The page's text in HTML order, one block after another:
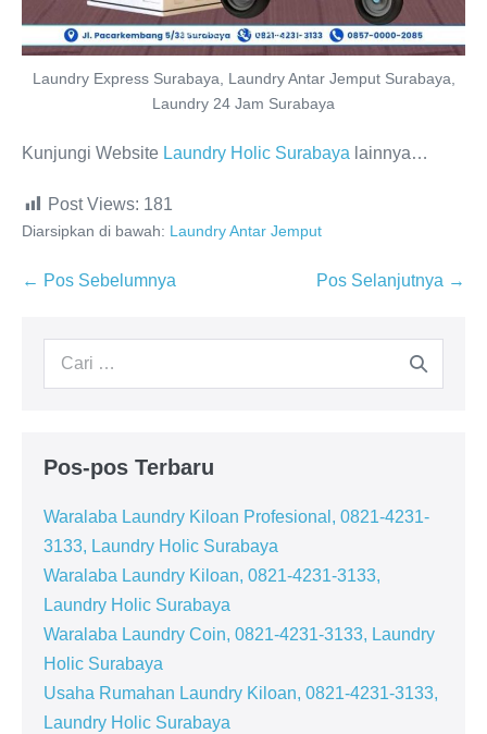
Laundry Express Surabaya, Laundry Antar Jemput Surabaya,
Laundry 24 Jam Surabaya
Kunjungi Website Laundry Holic Surabaya lainnya…
Post Views: 181
Diarsipkan di bawah: Laundry Antar Jemput
Navigasi
← Pos Sebelumnya Pos Selanjutnya →
Pencarian
Pos-pos Terbaru
Waralaba Laundry Kiloan Profesional, 0821-4231-
3133, Laundry Holic Surabaya
Waralaba Laundry Kiloan, 0821-4231-3133,
Laundry Holic Surabaya
Waralaba Laundry Coin, 0821-4231-3133, Laundry
Holic Surabaya
Usaha Rumahan Laundry Kiloan, 0821-4231-3133,
Laundry Holic Surabaya